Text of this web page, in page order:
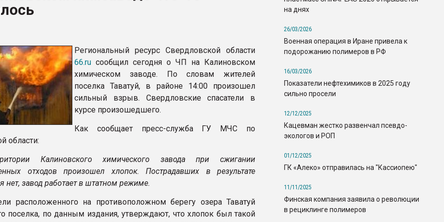
ПЭТ
Региональный ресурс Свердловской области
66.ru сообщил сегодня о ЧП на Калиновском
химическом заводе. По словам жителей
поселка Таватуй, в районе 14:00 произошел
сильный взрыв. Свердловские спасатели в
курсе произошедшего.
Как сообщает пресс-служба ГУ МЧС по
области:
Калиновского химического завода при сжигании
отходов произошел хлопок. Пострадавших в результате
нет, завод работает в штатном режиме.
расположенного на противоположном берегу озера Таватуй
поселка, по данным издания, утверждают, что хлопок был такой
на днях
26/03/2026
Военная операция в Иране привела к
подорожанию полимеров в РФ
16/03/2026
Показатели нефтехимиков в 2025 году
сильно просели
12/12/2025
Кацевман жестко развенчал псевдо-
экологов и РОП
01/12/2025
ГК «Алеко» отправилась на "Кассиопею"
11/11/2025
Финская компания заявила о революции
в рециклинге полимеров